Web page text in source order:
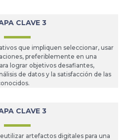
CLAVE 3
que impliquen seleccionar, usar
preferiblemente en una
lograr objetivos desafiantes,
de datos y la satisfacción de las
CLAVE 3
artefactos digitales para una